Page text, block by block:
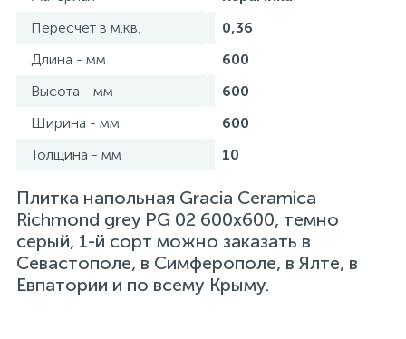
Пересчет в м.кв.
0,36
Длина - мм
600
Высота - мм
600
Ширина - мм
600
Толщина - мм
10
Плитка напольная Gracia Ceramica
Richmond grey PG 02 600x600, темно
серый, 1-й сорт можно заказать в
Севастополе, в Симферополе, в Ялте, в
Евпатории и по всему Крыму.